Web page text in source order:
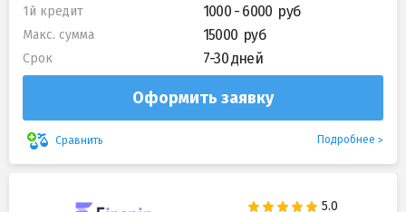
1й кредит 1000 - 6000
Макс. сумма 15000
Срок 7-30 дней
Оформить заявку
Сравнить Подробнее